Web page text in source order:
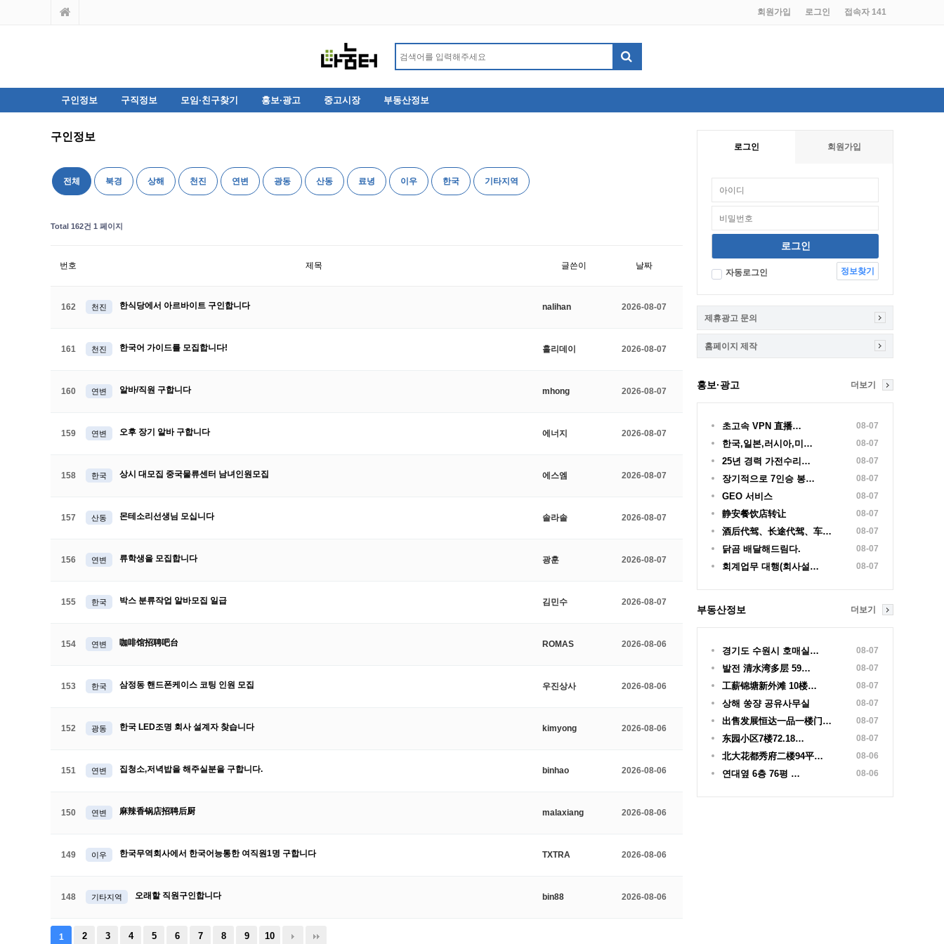
회원가입 로그인 접속자 141
구인정보 구직정보 모임·친구찾기 홍보·광고 중고시장 부동산정보
로그인 회원가입
자동로그인 정보찾기
제휴광고 문의
홈페이지 제작
홍보·광고
초고속 VPN 直播… 08-07
한국,일본,러시아,미… 08-07
25년 경력 가전수리… 08-07
장기적으로 7인승 봉… 08-07
GEO 서비스 08-07
静安餐饮店转让 08-07
酒后代驾、长途代驾、车… 08-07
닭곰 배달해드림다. 08-07
회계업무 대행(회사설… 08-07
더보기
부동산정보
경기도 수원시 호매실… 08-07
발전 清水湾多层 59… 08-07
工薪锦塘新外滩 10楼… 08-07
상해 쑹쟝 공유사무실 08-07
出售发展恒达一品一楼门… 08-07
东园小区7楼72.18… 08-07
北大花都秀府二楼94平… 08-06
연대옆 6층 76평 … 08-06
더보기
구인정보
전체 북경 상해 천진 연변 광동 산동 료녕 이우 한국 기타지역
Total 162건 1 페이지
번호 제목 글쓴이 날짜
162 천진 한식당에서 아르바이트 구인합니다 nalihan 2026-08-07
161 천진 한국어 가이드를 모집합니다! 홀리데이 2026-08-07
160 연변 알바/직원 구합니다 mhong 2026-08-07
159 연변 오후 장기 알바 구합니다 에너지 2026-08-07
158 한국 상시 대모집 중국물류센터 남녀인원모집 에스엠 2026-08-07
157 산동 몬테소리선생님 모십니다 솔라솔 2026-08-07
156 연변 류학생을 모집합니다 광훈 2026-08-07
155 한국 박스 분류작업 알바모집 일급 김민수 2026-08-07
154 연변 咖啡馆招聘吧台 ROMAS 2026-08-06
153 한국 삼정동 핸드폰케이스 코팅 인원 모집 우진상사 2026-08-06
152 광동 한국 LED조명 회사 설계자 찾습니다 kimyong 2026-08-06
151 연변 집청소,저녁밥을 해주실분을 구합니다. binhao 2026-08-06
150 연변 麻辣香锅店招聘后厨 malaxiang 2026-08-06
149 이우 한국무역회사에서 한국어능통한 여직원1명 구합니다 TXTRA 2026-08-06
148 기타지역 오래할 직원구인합니다 bin88 2026-08-06
1 2 3 4 5 6 7 8 9 10